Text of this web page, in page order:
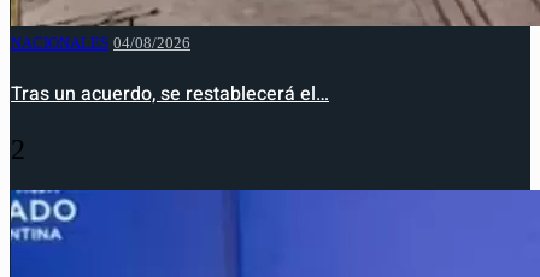
NACIONALES 04/08/2026
Tras un acuerdo, se restablecerá el…
2